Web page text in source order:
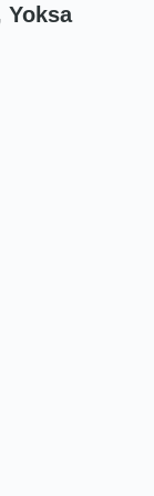
Yoksa